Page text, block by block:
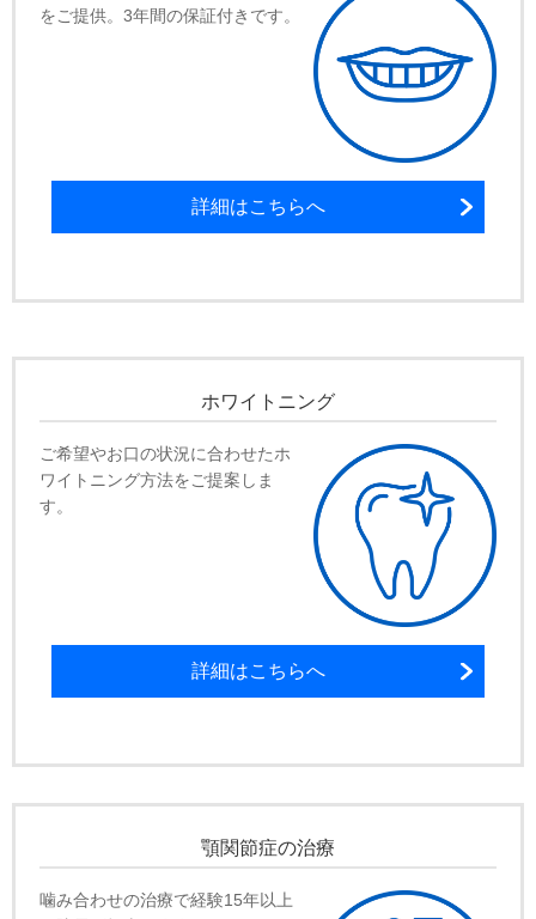
をご提供。3年間の保証付きです。
詳細はこちらへ
ホワイトニング
ご希望やお口の状況に合わせたホ
ワイトニング方法をご提案しま
す。
詳細はこちらへ
顎関節症の治療
噛み合わせの治療で経験15年以上